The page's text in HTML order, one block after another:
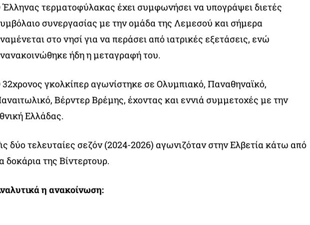
Έλληνας τερματοφύλακας έχει συμφωνήσει να υπογράψει διετές
συνεργασίας με την ομάδα της Λεμεσού και σήμερα
στο νησί για να περάσει από ιατρικές εξετάσεις, ενώ
ήδη η μεταγραφή του.
γκολκίπερ αγωνίστηκε σε Ολυμπιακό, Παναθηναϊκό,
Βέρντερ Βρέμης, έχοντας και εννιά συμμετοχές με την
Ελλάδας.
δύο τελευταίες σεζόν (2024-2026) αγωνιζόταν στην Ελβετία κάτω από
δοκάρια της Βίντερτουρ.
η ανακοίνωση: